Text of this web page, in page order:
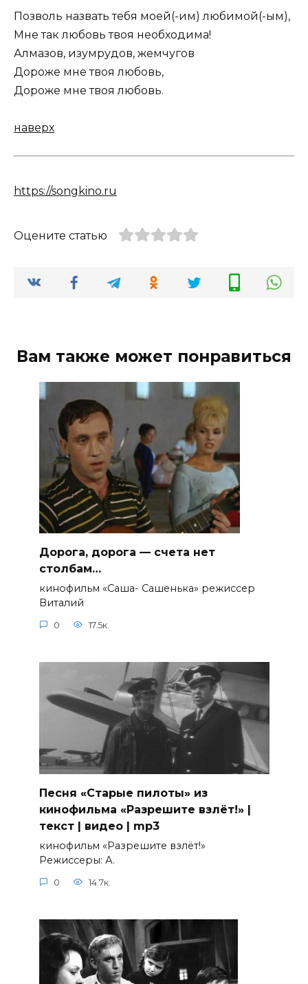
Позволь назвать тебя моей(-им) любимой(-ым),
Мне так любовь твоя необходима!
Алмазов, изумрудов, жемчугов
Дороже мне твоя любовь,
Дороже мне твоя любовь.
наверх
https://songkino.ru
Оцените статью
Вам также может понравиться
Дорога, дорога — счета нет
столбам…
кинофильм «Саша- Сашенька» режиссер
Виталий
0 17.5к.
Песня «Старые пилоты» из
кинофильма «Разрешите взлёт!» |
текст | видео | mp3
кинофильм «Разрешите взлёт!»
Режиссеры: А.
0 14.7к.